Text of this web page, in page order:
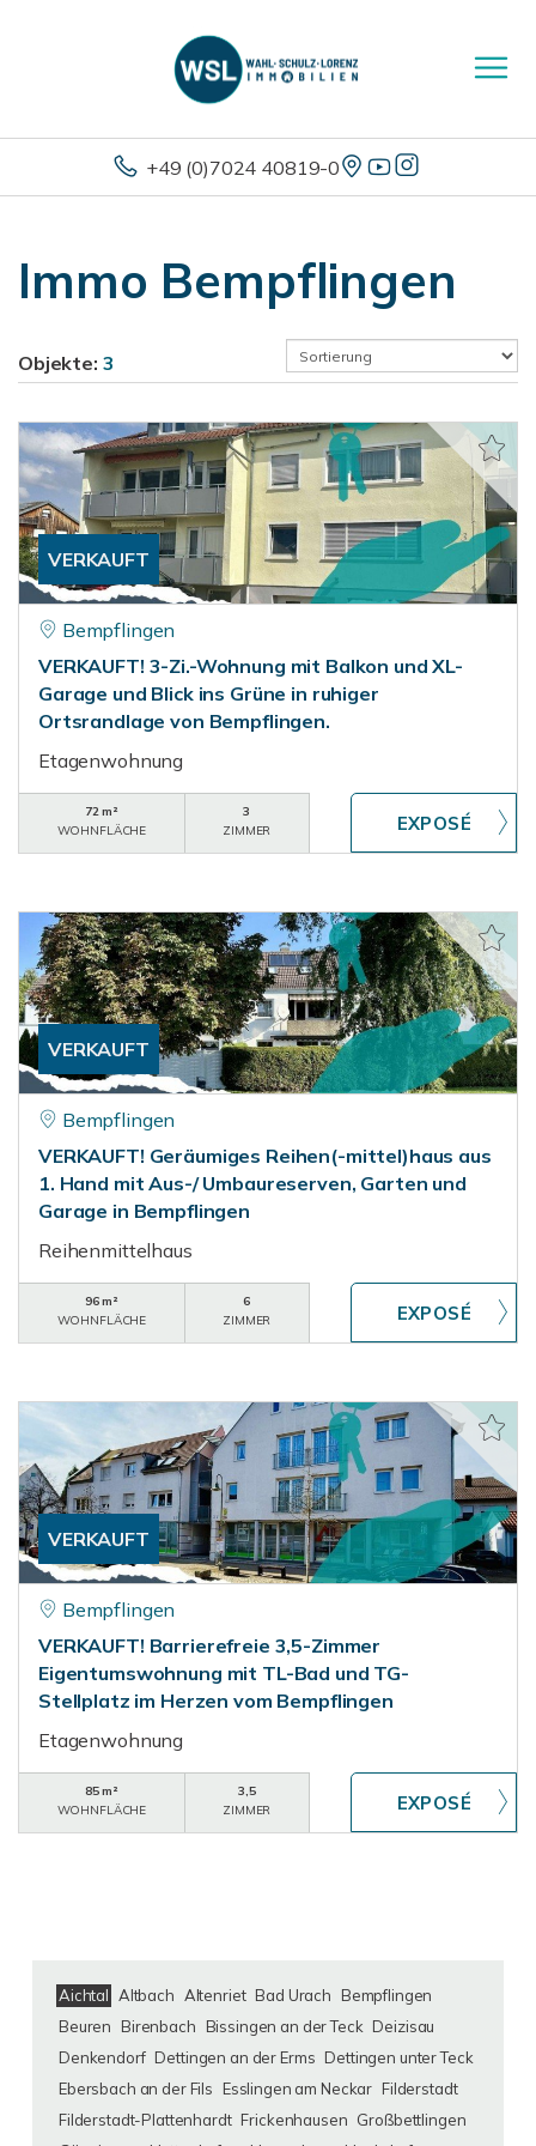
+49 (0)7024 40819-0
Immo Bempflingen
Objekte: 3
VERKAUFT
Bempflingen
VERKAUFT! 3-Zi.-Wohnung mit Balkon und XL-
Garage und Blick ins Grüne in ruhiger
Ortsrandlage von Bempflingen.
Etagenwohnung
72 m²
WOHNFLÄCHE
3
ZIMMER
VERKAUFT
Bempflingen
VERKAUFT! Geräumiges Reihen(-mittel)haus aus
1. Hand mit Aus-/ Umbaureserven, Garten und
Garage in Bempflingen
Reihenmittelhaus
96 m²
WOHNFLÄCHE
6
ZIMMER
VERKAUFT
Bempflingen
VERKAUFT! Barrierefreie 3,5-Zimmer
Eigentumswohnung mit TL-Bad und TG-
Stellplatz im Herzen vom Bempflingen
Etagenwohnung
85 m²
WOHNFLÄCHE
3,5
ZIMMER
Aichtal Altbach Altenriet Bad Urach
Bempflingen
Beuren
Birenbach Bissingen an der Teck Deizisau
Denkendorf Dettingen an der Erms Dettingen unter Teck
Ebersbach an der Fils
Esslingen am Neckar Filderstadt
Filderstadt-Plattenhardt Frickenhausen Großbettlingen